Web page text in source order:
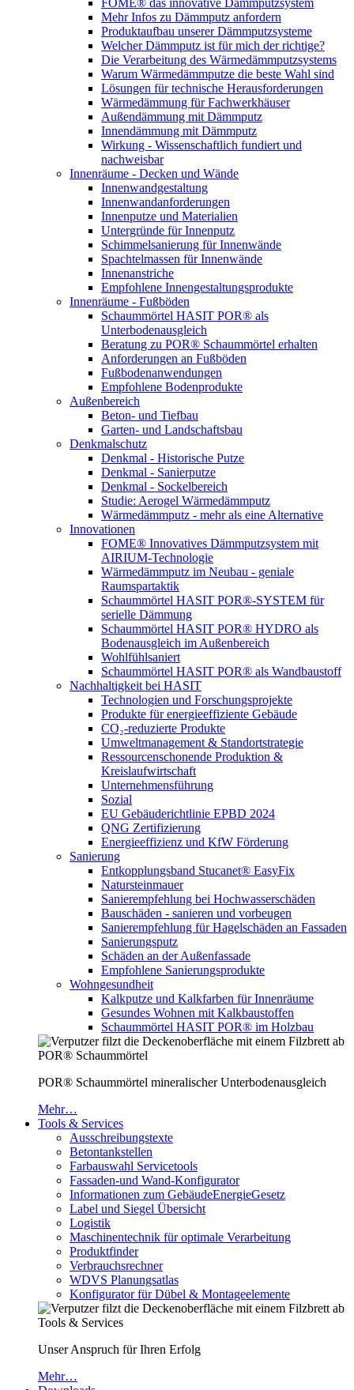
FOME® das innovative Dämmputzsystem
Mehr Infos zu Dämmputz anfordern
Produktaufbau unserer Dämmputzsysteme
Welcher Dämmputz ist für mich der richtige?
Die Verarbeitung des Wärmedämmputzsystems
Warum Wärmedämmputze die beste Wahl sind
Lösungen für technische Herausforderungen
Wärmedämmung für Fachwerkhäuser
Außendämmung mit Dämmputz
Innendämmung mit Dämmputz
Wirkung - Wissenschaftlich fundiert und
nachweisbar
Innenräume - Decken und Wände
Innenwandgestaltung
Innenwandanforderungen
Innenputze und Materialien
Untergründe für Innenputz
Schimmelsanierung für Innenwände
Spachtelmassen für Innenwände
Innenanstriche
Empfohlene Innengestaltungsprodukte
Innenräume - Fußböden
Schaummörtel HASIT POR® als
Unterbodenausgleich
Beratung zu POR® Schaummörtel erhalten
Anforderungen an Fußböden
Fußbodenanwendungen
Empfohlene Bodenprodukte
Außenbereich
Beton- und Tiefbau
Garten- und Landschaftsbau
Denkmalschutz
Denkmal - Historische Putze
Denkmal - Sanierputze
Denkmal - Sockelbereich
Studie: Aerogel Wärmedämmputz
Wärmedämmputz - mehr als eine Alternative
Innovationen
FOME® Innovatives Dämmputzsystem mit
AIRIUM-Technologie
Wärmedämmputz im Neubau - geniale
Raumspartaktik
Schaummörtel HASIT POR®-SYSTEM für
serielle Dämmung
Schaummörtel HASIT POR® HYDRO als
Bodenausgleich im Außenbereich
Wohlfühlsaniert
Schaummörtel HASIT POR® als Wandbaustoff
Nachhaltigkeit bei HASIT
Technologien und Forschungsprojekte
Produkte für energieeffiziente Gebäude
CO₂-reduzierte Produkte
Umweltmanagement & Standortstrategie
Ressourcenschonende Produktion &
Kreislaufwirtschaft
Unternehmensführung
Sozial
EU Gebäuderichtlinie EPBD 2024
QNG Zertifizierung
Energieeffizienz und KfW Förderung
Sanierung
Entkopplungsband Stucanet® EasyFix
Natursteinmauer
Sanierempfehlung bei Hochwasserschäden
Bauschäden - sanieren und vorbeugen
Sanierempfehlung für Hagelschäden an Fassaden
Sanierungsputz
Schäden an der Außenfassade
Empfohlene Sanierungsprodukte
Wohngesundheit
Kalkputze und Kalkfarben für Innenräume
Gesundes Wohnen mit Kalkbaustoffen
Schaummörtel HASIT POR® im Holzbau
POR® Schaummörtel
POR® Schaummörtel mineralischer Unterbodenausgleich
Mehr…
Tools & Services
Ausschreibungstexte
Betontankstellen
Farbauswahl Servicetools
Fassaden-und Wand-Konfigurator
Informationen zum GebäudeEnergieGesetz
Label und Siegel Übersicht
Logistik
Maschinentechnik für optimale Verarbeitung
Produktfinder
Verbrauchsrechner
WDVS Planungsatlas
Konfigurator für Dübel & Montageelemente
Tools & Services
Unser Anspruch für Ihren Erfolg
Mehr…